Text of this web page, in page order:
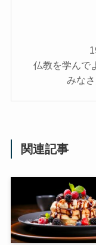
仏教を学んで
みな
関連記事